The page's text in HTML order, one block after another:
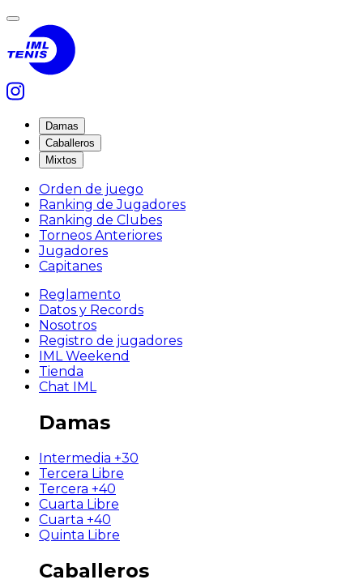
Damas
Caballeros
Mixtos
Orden de juego
Ranking de Jugadores
Ranking de Clubes
Torneos Anteriores
Jugadores
Capitanes
Reglamento
Datos y Records
Nosotros
Registro de jugadores
IML Weekend
Tienda
Chat IML
Damas
Intermedia +30
Tercera Libre
Tercera +40
Cuarta Libre
Cuarta +40
Quinta Libre
Caballeros